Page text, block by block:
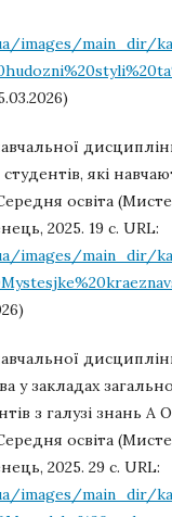
images/main_dir/
які
освіта
2025. 19 с. URL:
images/main_dir/
у закладах
з галузі знань А
освіта
2025. 29 с. URL:
images/main_dir/